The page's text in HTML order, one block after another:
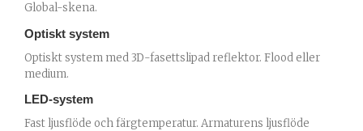
Global-skena.
Optiskt system
Optiskt system med 3D-fasettslipad reflektor. Flood eller
medium.
LED-system
Fast ljusflöde och färgtemperatur. Armaturens ljusflöde